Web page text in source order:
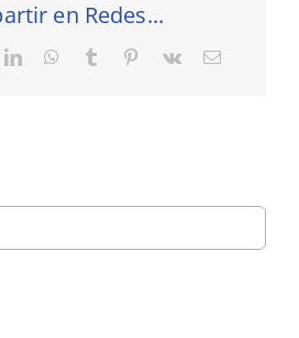
en Redes...
LinkedInWhatsApp
Tumblr Pinterest
Vk
Correo